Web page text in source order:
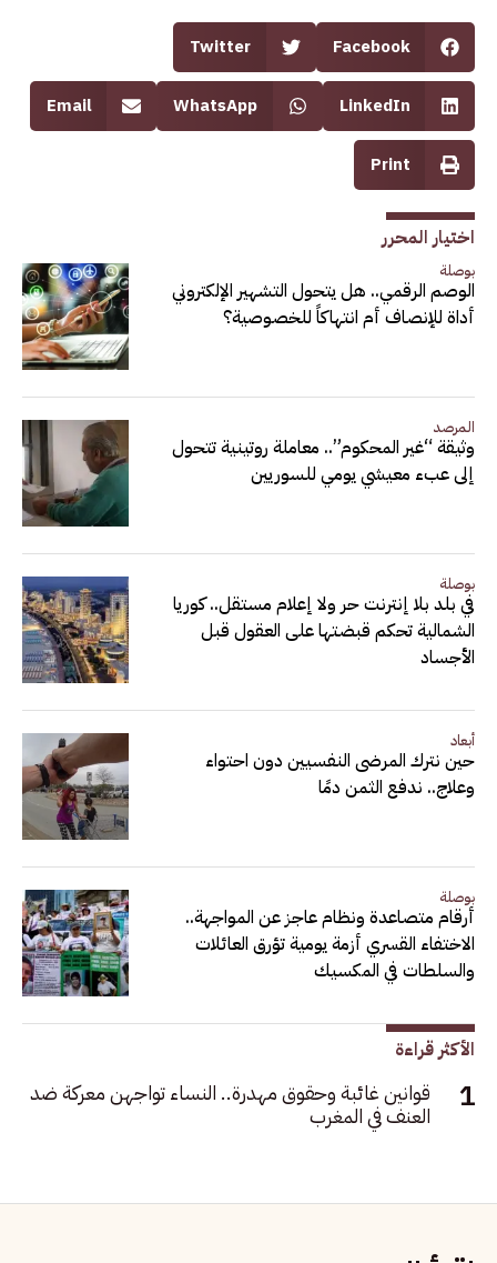
Facebook
Twitter
LinkedIn
WhatsApp
Email
Print
اختيار المحرر
بوصلة
الوصم الرقمي.. هل يتحول التشهير الإلكتروني
أداة للإنصاف أم انتهاكاً للخصوصية؟
المرصد
وثيقة “غير المحكوم”.. معاملة روتينية تتحول
إلى عبء معيشي يومي للسوريين
بوصلة
في بلد بلا إنترنت حر ولا إعلام مستقل.. كوريا
الشمالية تحكم قبضتها على العقول قبل
الأجساد
أبعاد
حين نترك المرضى النفسيين دون احتواء
وعلاج.. ندفع الثمن دمًا
بوصلة
أرقام متصاعدة ونظام عاجز عن المواجهة..
الاختفاء القسري أزمة يومية تؤرق العائلات
والسلطات في المكسيك
الأكثر قراءة
قوانين غائبة وحقوق مهدرة.. النساء تواجهن معركة ضد
العنف في المغرب